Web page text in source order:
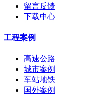
留言反馈
下载中心
工程案例
高速公路
城市案例
车站地铁
国外案例